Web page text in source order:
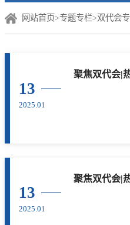
网站首页>专题专栏>双代会
13
2025.01
聚焦双代会|
13
2025.01
聚焦双代会|